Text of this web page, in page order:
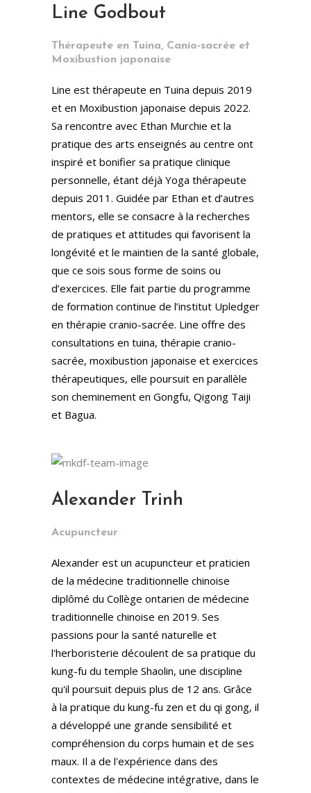
Line Godbout
Thérapeute en Tuina, Canio-sacrée et
Moxibustion japonaise
Line est thérapeute en Tuina depuis 2019
et en Moxibustion japonaise depuis 2022.
Sa rencontre avec Ethan Murchie et la
pratique des arts enseignés au centre ont
inspiré et bonifier sa pratique clinique
personnelle, étant déjà Yoga thérapeute
depuis 2011. Guidée par Ethan et d’autres
mentors, elle se consacre à la recherches
de pratiques et attitudes qui favorisent la
longévité et le maintien de la santé globale,
que ce sois sous forme de soins ou
d’exercices. Elle fait partie du programme
de formation continue de l’institut Upledger
en thérapie cranio-sacrée. Line offre des
consultations en tuina, thérapie cranio-
sacrée, moxibustion japonaise et exercices
thérapeutiques, elle poursuit en parallèle
son cheminement en Gongfu, Qigong Taiji
et Bagua.
Alexander Trinh
Acupuncteur
Alexander est un acupuncteur et praticien
de la médecine traditionnelle chinoise
diplômé du Collège ontarien de médecine
traditionnelle chinoise en 2019. Ses
passions pour la santé naturelle et
l'herboristerie découlent de sa pratique du
kung-fu du temple Shaolin, une discipline
qu'il poursuit depuis plus de 12 ans. Grâce
à la pratique du kung-fu zen et du qi gong, il
a développé une grande sensibilité et
compréhension du corps humain et de ses
maux. Il a de l'expérience dans des
contextes de médecine intégrative, dans le